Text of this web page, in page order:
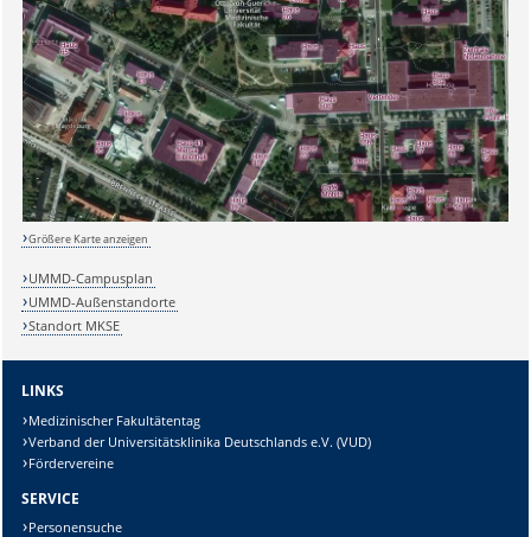
Größere Karte anzeigen
UMMD-Campusplan
UMMD-Außenstandorte
Standort MKSE
LINKS
Medizinischer Fakultätentag
Verband der Universitätsklinika Deutschlands e.V. (VUD)
Fördervereine
SERVICE
Personensuche